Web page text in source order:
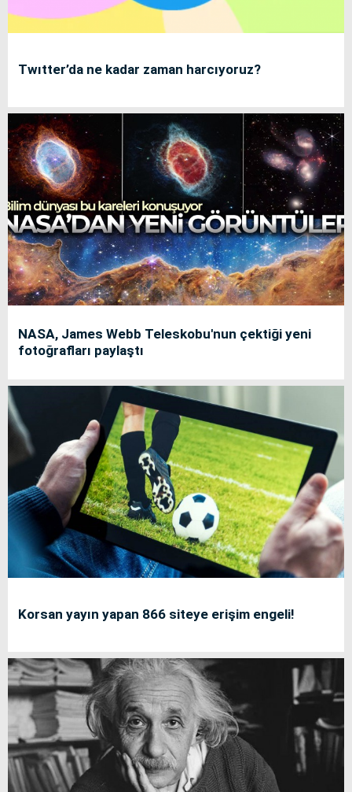
Twıtter’da ne kadar zaman harcıyoruz?
NASA, James Webb Teleskobu'nun çektiği yeni
fotoğrafları paylaştı
Korsan yayın yapan 866 siteye erişim engeli!